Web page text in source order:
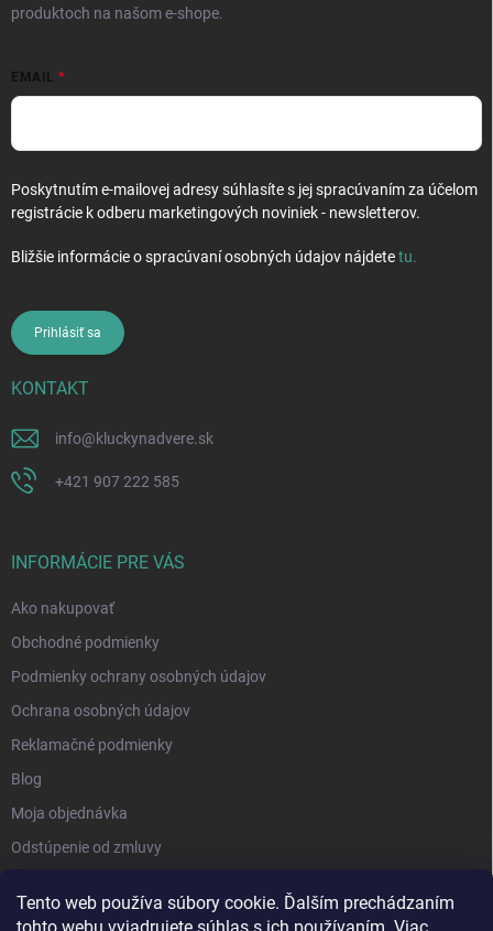
Tento web používa súbory cookie. Ďalším prechádzaním
produktoch na našom e-shope.
EMAIL
Poskytnutím e-mailovej adresy súhlasíte s jej spracúvaním za účelom
registrácie k odberu marketingových noviniek - newsletterov.
Bližšie informácie o spracúvaní osobných údajov nájdetetu.
Prihlásiť sa
KONTAKT
info@kluckynadvere.sk
+421 907 222 585
INFORMÁCIE PRE VÁS
Ako nakupovať
Obchodné podmienky
Podmienky ochrany osobných údajov
Ochrana osobných údajov
Reklamačné podmienky
Blog
Moja objednávka
Odstúpenie od zmluvy